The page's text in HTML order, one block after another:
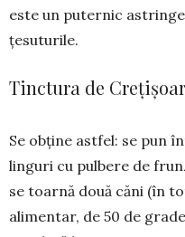
este un puter­nic
țesuturile.
Tinctura de
Se obţine astfel: se pun
linguri cu pulbere de
se toarnă două căni (în
alimentar, de 50 de